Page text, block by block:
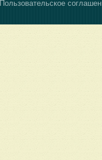
Пользовательское